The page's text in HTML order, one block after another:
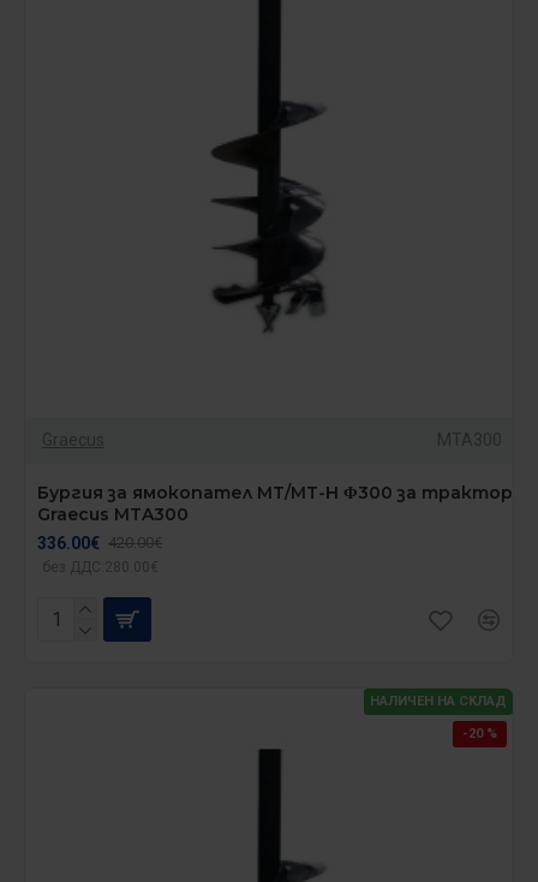
Graecus MTA300
Бургия за ямокопател MT/MT-H Φ300 за трактор
Graecus MTA300
336.00€ 420.00€
без ДДС:280.00€
НАЛИЧЕН НА СКЛАД
-20 %